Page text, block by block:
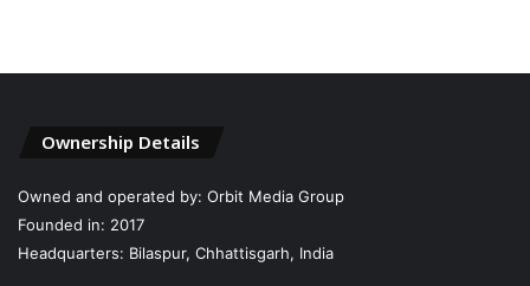
Ownership Details
Owned and operated by: Orbit Media Group
Founded in: 2017
Headquarters: Bilaspur, Chhattisgarh, India